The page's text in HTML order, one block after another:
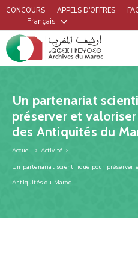
CONCOURS APPELS D'OFFRES
Français
Un partenariat
préserver et
des Antiquités du
Accueil
Activité
Un partenariat scientifique pour préserver
Antiquités du Maroc